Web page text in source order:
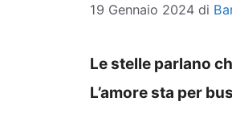
19 Gennaio 2024 di
Le stelle parlano
L’amore sta per